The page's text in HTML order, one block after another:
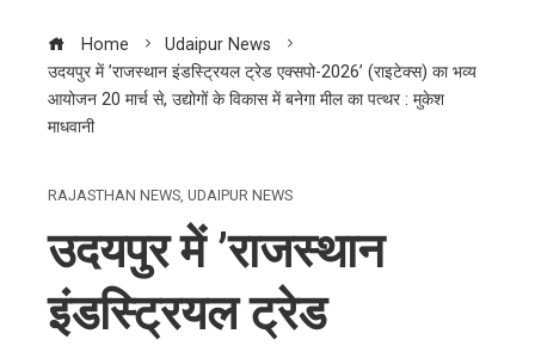
Home
Udaipur News
उदयपुर में ’राजस्थान इंडस्ट्रियल ट्रेड एक्सपो-2026’ (राइटेक्स) का भव्य
आयोजन 20 मार्च से, उद्योगों के विकास में बनेगा मील का पत्थर : मुकेश
माधवानी
RAJASTHAN NEWS, UDAIPUR NEWS
उदयपुर में ’राजस्थान
इंडस्ट्रियल ट्रेड